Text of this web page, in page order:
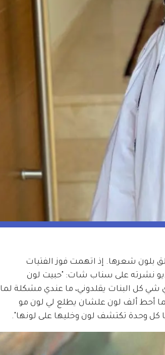
بلون شعرها. إذ اتهمت فوز الفتيات
نشرته على سناب شات: "حبيت لون
كل البنات يقلدوني، ما عندي مشكلة لما
أحط ألف لون علشان يطلع لي لون مو
كل وحدة تكتشف لون وخليها على لونها".